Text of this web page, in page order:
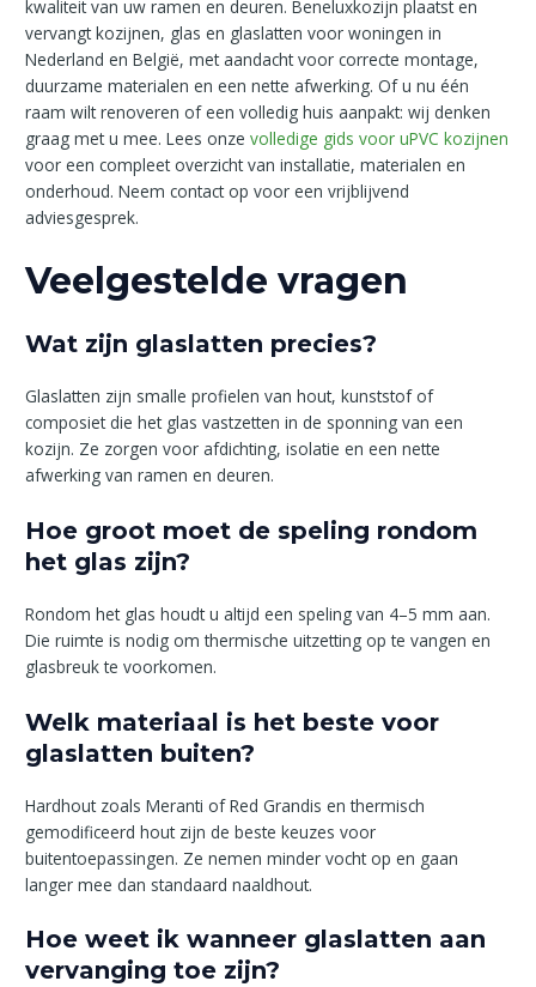
kwaliteit van uw ramen en deuren. Beneluxkozijn plaatst en
vervangt kozijnen, glas en glaslatten voor woningen in
Nederland en België, met aandacht voor correcte montage,
duurzame materialen en een nette afwerking. Of u nu één
raam wilt renoveren of een volledig huis aanpakt: wij denken
graag met u mee. Lees onzevolledige gids voor uPVC kozijnen
voor een compleet overzicht van installatie, materialen en
onderhoud. Neem contact op voor een vrijblijvend
adviesgesprek.
Veelgestelde vragen
Wat zijn glaslatten precies?
Glaslatten zijn smalle profielen van hout, kunststof of
composiet die het glas vastzetten in de sponning van een
kozijn. Ze zorgen voor afdichting, isolatie en een nette
afwerking van ramen en deuren.
Hoe groot moet de speling rondom
het glas zijn?
Rondom het glas houdt u altijd een speling van 4–5 mm aan.
Die ruimte is nodig om thermische uitzetting op te vangen en
glasbreuk te voorkomen.
Welk materiaal is het beste voor
glaslatten buiten?
Hardhout zoals Meranti of Red Grandis en thermisch
gemodificeerd hout zijn de beste keuzes voor
buitentoepassingen. Ze nemen minder vocht op en gaan
langer mee dan standaard naaldhout.
Hoe weet ik wanneer glaslatten aan
vervanging toe zijn?